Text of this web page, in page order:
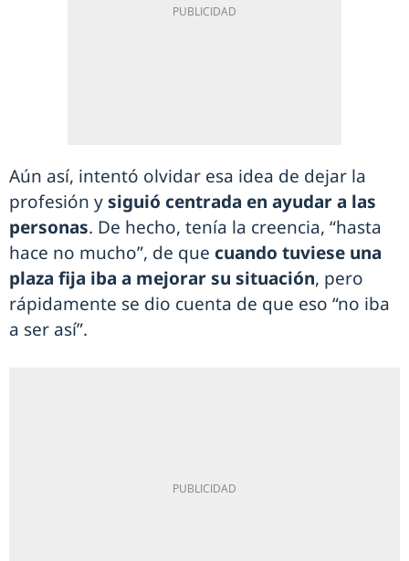
Aún así, intentó olvidar esa idea de dejar la
profesión ysiguió centrada en ayudar a las
personas. De hecho, tenía la creencia, “hasta
hace no mucho”, de que cuando tuviese una
plaza fija iba a mejorar su situación, pero
rápidamente se dio cuenta de que eso “no iba
a ser así”.